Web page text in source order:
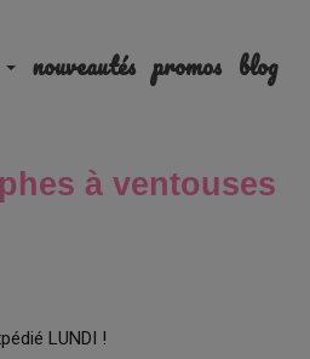
nouveautés promos blog
à ventouses
LUNDI !